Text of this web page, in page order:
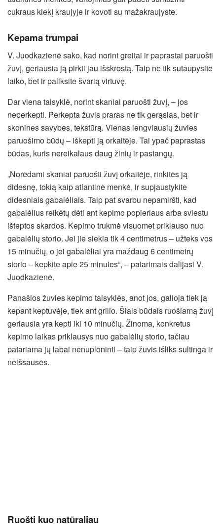
cukraus kiekį kraujyje ir kovoti su mažakraujyste.
Kepama trumpai
V. Juodkazienė sako, kad norint greitai ir paprastai paruošti
žuvį, geriausia ją pirkti jau išskrostą. Taip ne tik sutaupysite
laiko, bet ir paliksite švarią virtuvę.
Dar viena taisyklė, norint skaniai paruošti žuvį, – jos
neperkepti. Perkepta žuvis praras ne tik gerąsias, bet ir
skonines savybes, tekstūrą. Vienas lengviausių žuvies
paruošimo būdų – iškepti ją orkaitėje. Tai ypač paprastas
būdas, kuris nereikalaus daug žinių ir pastangų.
„Norėdami skaniai paruošti žuvį orkaitėje, rinkitės ją
didesnę, tokią kaip atlantinė menkė, ir supjaustykite
didesniais gabalėliais. Taip pat svarbu nepamiršti, kad
gabalėlius reikėtų dėti ant kepimo popieriaus arba sviestu
išteptos skardos. Kepimo trukmė visuomet priklauso nuo
gabalėlių storio. Jei jie siekia tik 4 centimetrus – užteks vos
15 minučių, o jei gabalėliai yra maždaug 6 centimetrų
storio – kepkite apie 25 minutes“, – patarimais dalijasi V.
Juodkazienė.
Panašios žuvies kepimo taisyklės, anot jos, galioja tiek ją
kepant keptuvėje, tiek ant grilio. Šiais būdais ruošiamą žuvį
geriausia yra kepti iki 10 minučių. Žinoma, konkretus
kepimo laikas priklausys nuo gabalėlių storio, tačiau
patariama jų labai nenuploninti – taip žuvis išliks sultinga ir
neišsausės.
Ruošti kuo natūraliau